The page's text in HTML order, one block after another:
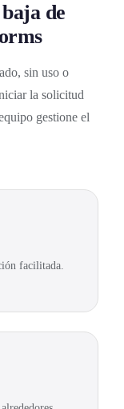
de
sin uso o
la solicitud
gestione el
facilitada.